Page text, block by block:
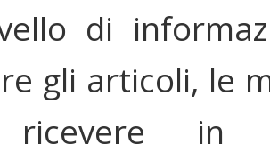
di
gli articoli, le
ricevere in